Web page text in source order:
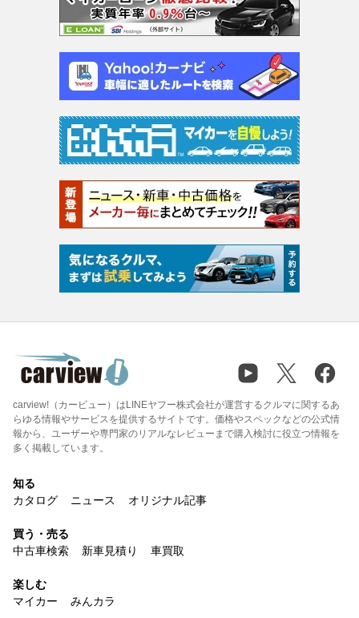
carview!（カービュー）はLINEヤフー株式会社が運営するクルマに関するあ
らゆる情報やサービスを提供するサイトです。価格やスペックなどの公式情
報から、ユーザーや専門家のリアルなレビューまで購入検討に役立つ情報を
多く掲載しています。
知る
カタログ
ニュース オリジナル記事
買う・売る
中古車検索
新車見積り 車買取
楽しむ
マイカー
みんカラ